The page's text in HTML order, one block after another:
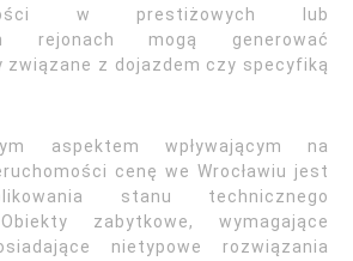
w prestiżowych lub
rejonach mogą generować
związane z dojazdem czy specyfiką
aspektem wpływającym na
cenę we Wrocławiu jest
stanu technicznego
zabytkowe, wymagające
nietypowe rozwiązania